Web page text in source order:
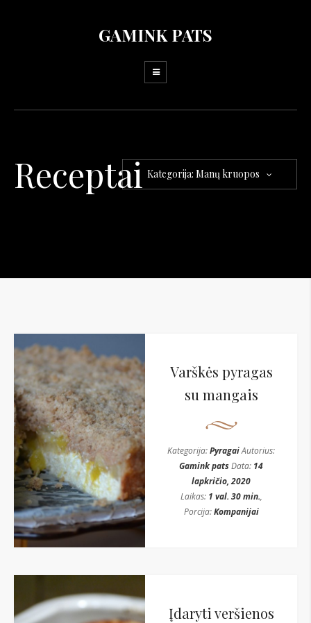
GAMINK PATS
Receptai Kategorija: Manų kruopos
Varškės pyragas
su mangais
Kategorija:PyragaiAutorius:
Gamink patsData: 14
lapkričio, 2020
Laikas: 1 val. 30 min.,
Porcija:Kompanijai
Įdaryti veršienos